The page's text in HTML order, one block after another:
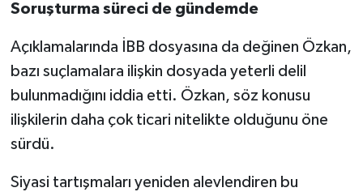
Soruşturma süreci de gündemde
Açıklamalarında İBB dosyasına da değinen Özkan,
bazı suçlamalara ilişkin dosyada yeterli delil
bulunmadığını iddia etti. Özkan, söz konusu
ilişkilerin daha çok ticari nitelikte olduğunu öne
sürdü.
Siyasi tartışmaları yeniden alevlendiren bu